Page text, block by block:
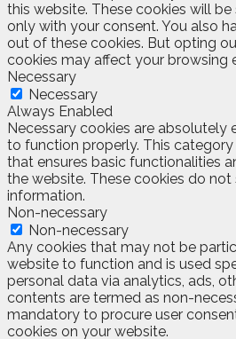
this website. These cookies will
only with your consent. You also
out of these cookies. But opting
cookies may affect your browsing
Necessary
Necessary
Always Enabled
Necessary cookies are absolutely
to function properly. This
that ensures basic functionalities
the website. These cookies do
information.
Non-necessary
Non-necessary
Any cookies that may not be
website to function and is used
personal data via analytics, ads,
contents are termed as non-
mandatory to procure user
cookies on your website.